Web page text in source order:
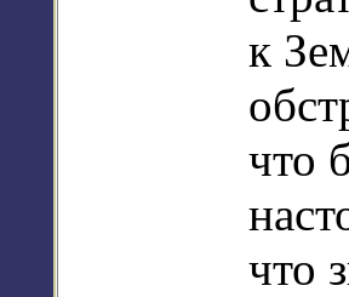
к
что
что